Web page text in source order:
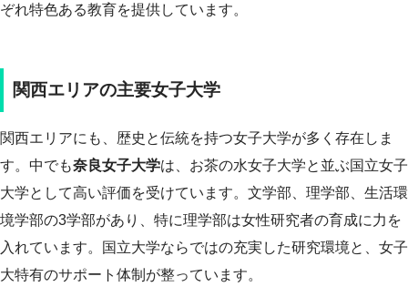
ぞれ特色ある教育を提供しています。
関西エリアの主要女子大学
関西エリアにも、歴史と伝統を持つ女子大学が多く存在しま
す。中でも奈良女子大学は、お茶の水女子大学と並ぶ国立女子
大学として高い評価を受けています。文学部、理学部、生活環
境学部の3学部があり、特に理学部は女性研究者の育成に力を
入れています。国立大学ならではの充実した研究環境と、女子
大特有のサポート体制が整っています。